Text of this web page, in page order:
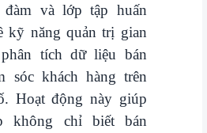
và lớp tập huấn
kỹ năng quản trị gian
tích dữ liệu bán
sóc khách hàng trên
Hoạt động này giúp
không chỉ biết bán